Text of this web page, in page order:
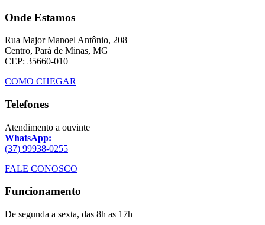
Onde Estamos
Rua Major Manoel Antônio, 208
Centro, Pará de Minas, MG
CEP: 35660-010
COMO CHEGAR
Telefones
Atendimento a ouvinte
WhatsApp:
(37) 99938-0255
FALE CONOSCO
Funcionamento
De segunda a sexta, das 8h as 17h